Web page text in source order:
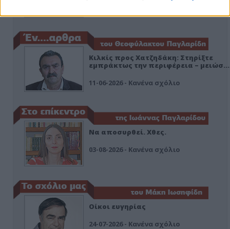
Κιλκίς προς Χατζηδάκη: Στηρίξτε
εμπράκτως την περιφέρεια – μειώσ…
11-06-2026 - Κανένα σχόλιο
Να αποσυρθεί. Χθες.
03-08-2026 - Κανένα σχόλιο
Οίκοι ευγηρίας
24-07-2026 - Κανένα σχόλιο